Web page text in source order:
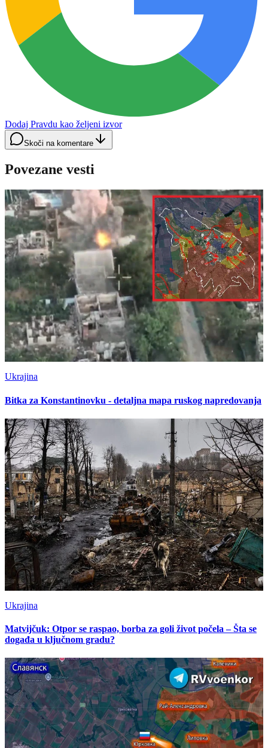
Dodaj Pravdu kao željeni izvor
Skoči na komentare
Povezane vesti
Ukrajina
Bitka za Konstantinovku - detaljna mapa ruskog napredovanja
Ukrajina
Matvijčuk: Otpor se raspao, borba za goli život počela – Šta se
događa u ključnom gradu?